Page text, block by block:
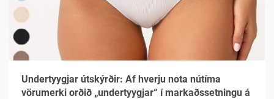
Undertyygjar útskýrðir: Af hverju nota nútíma
vörumerki orðið „undertyygjar“ í markaðssetningu á